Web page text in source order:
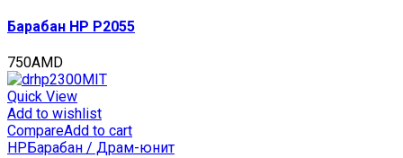
Барабан HP P2055
750AMD
Quick View
Add to wishlist
CompareAdd to cart
HP Барабан / Драм-юнит